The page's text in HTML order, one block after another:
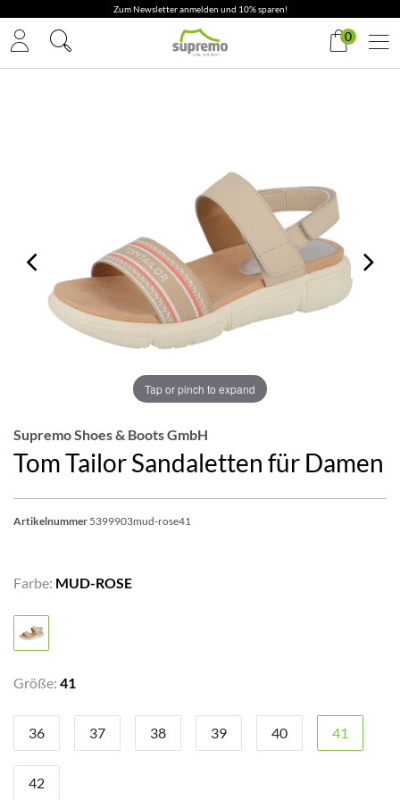
Zum Newsletter anmelden und 10% sparen!
0
Tap or pinch to expand
Supremo Shoes & Boots GmbH
Tom Tailor Sandaletten für Damen
Artikelnummer 5399903mud-rose41
Farbe: MUD-ROSE
Größe: 41
36 37 38 39 40 41
42